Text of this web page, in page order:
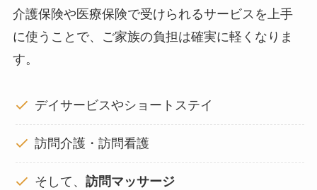
介護保険や医療保険で受けられるサービスを上手
に使うことで、ご家族の負担は確実に軽くなりま
す。
デイサービスやショートステイ
訪問介護・訪問看護
そして、訪問マッサージ